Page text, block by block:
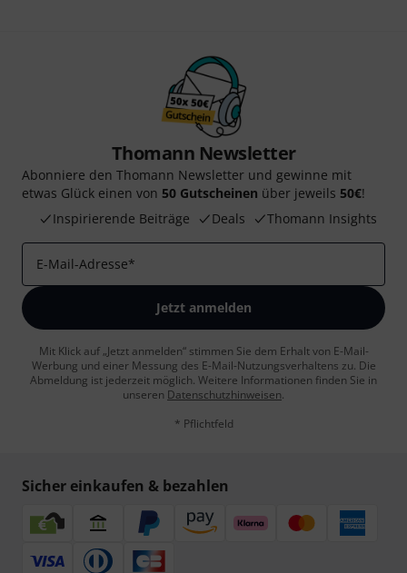
Thomann Newsletter
Abonniere den Thomann Newsletter und gewinne mit
etwas Glück einen von 50 Gutscheinen über jeweils 50€!
Inspirierende Beiträge
Deals Thomann Insights
E-Mail-Adresse*
Jetzt anmelden
Mit Klick auf „Jetzt anmelden“ stimmen Sie dem Erhalt von E-Mail-
Werbung und einer Messung des E-Mail-Nutzungsverhaltens zu. Die
Abmeldung ist jederzeit möglich. Weitere Informationen finden Sie in
unseren Datenschutzhinweisen.
* Pflichtfeld
Sicher einkaufen & bezahlen